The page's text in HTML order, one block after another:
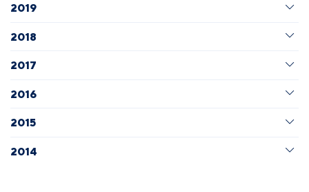
2019
2018
2017
2016
2015
2014